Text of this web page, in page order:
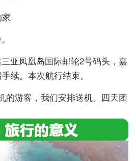
亚凤凰岛国际邮轮2号码头，嘉
续。本次航行结束。
的游客，我们安排送机。四天团